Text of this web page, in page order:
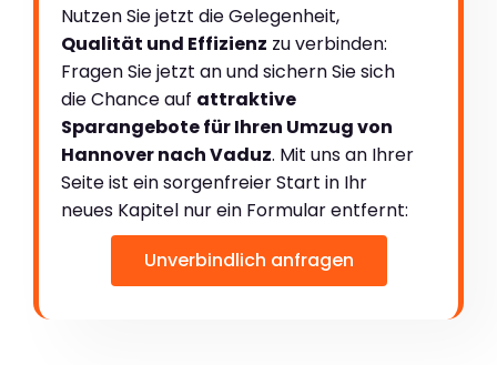
Nutzen Sie jetzt die Gelegenheit,
Qualität und Effizienz zu verbinden:
Fragen Sie jetzt an und sichern Sie sich
die Chance auf attraktive
Sparangebote für Ihren Umzug von
Hannover nach Vaduz. Mit uns an Ihrer
Seite ist ein sorgenfreier Start in Ihr
neues Kapitel nur ein Formular entfernt:
Unverbindlich anfragen